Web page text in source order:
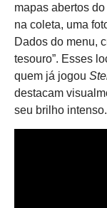
mapas abertos
na coleta, uma
Dados do menu,
tesouro”. Esses
quem já jogou
destacam
seu brilho intenso.